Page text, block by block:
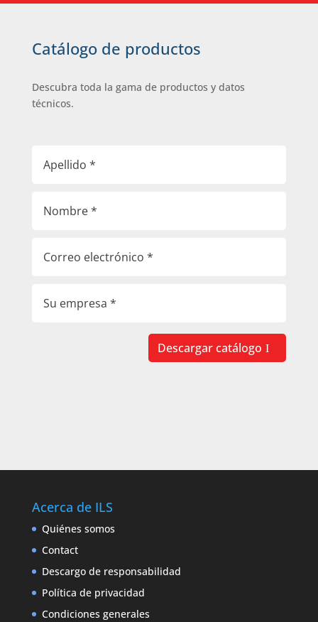
Catálogo de productos
Descubra toda la gama de productos y datos
técnicos.
Descargar catálogo
Acerca de ILS
Quiénes somos
Contact
Descargo de responsabilidad
Política de privacidad
Condiciones generales